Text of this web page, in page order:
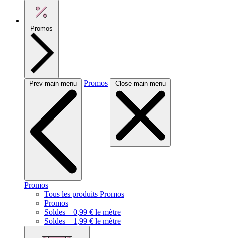
Promos
Prev main menu Promos Close main menu
Promos
Tous les produits Promos
Promos
Soldes – 0,99 € le mètre
Soldes – 1,99 € le mètre